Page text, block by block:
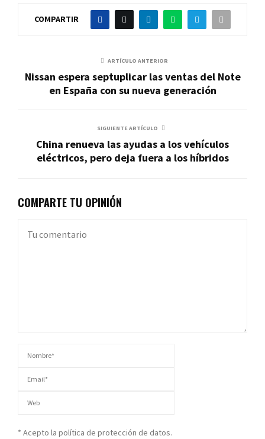
COMPARTIR
ARTÍCULO ANTERIOR
Nissan espera septuplicar las ventas del Note
en España con su nueva generación
SIGUIENTE ARTÍCULO
China renueva las ayudas a los vehículos
eléctricos, pero deja fuera a los híbridos
COMPARTE TU OPINIÓN
* Acepto la política de protección de datos.